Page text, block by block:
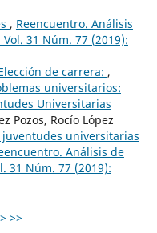
, Reencuentro. Análisis
31 Núm. 77 (2019):
de carrera: ,
universitarios:
Universitarias
Pozos, Rocío López
universitarias
Análisis de
31 Núm. 77 (2019):
> >>